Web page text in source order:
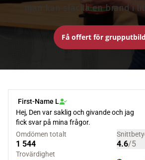
man kan släcka en brand i
Få offert för